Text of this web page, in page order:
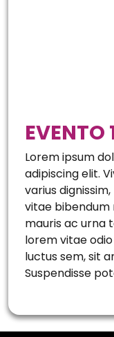
EVENTO
Lorem ipsum
adipiscing elit.
varius
vitae bibendum
mauris ac urna
lorem vitae
luctus sem, sit
Suspendisse